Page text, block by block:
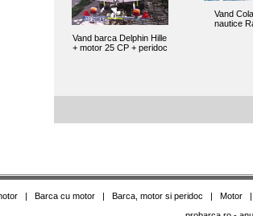
Vand barca Delphin Hille
+ motor 25 CP + peridoc
Vand
nautice
| Barca cu motor| Barca, motor si peridoc | Motor